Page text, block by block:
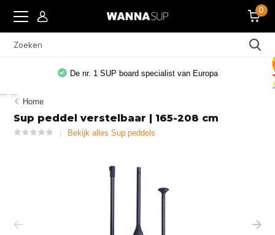
0
De nr. 1 SUP board specialist van Europa
Home
Sup peddel verstelbaar | 165-208 cm
Bekijk alles Sup peddels
... ...